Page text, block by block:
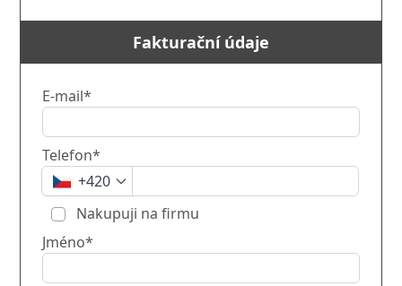
Fakturační údaje
E-mail*
Telefon*
+420
Nakupuji na firmu
Jméno*